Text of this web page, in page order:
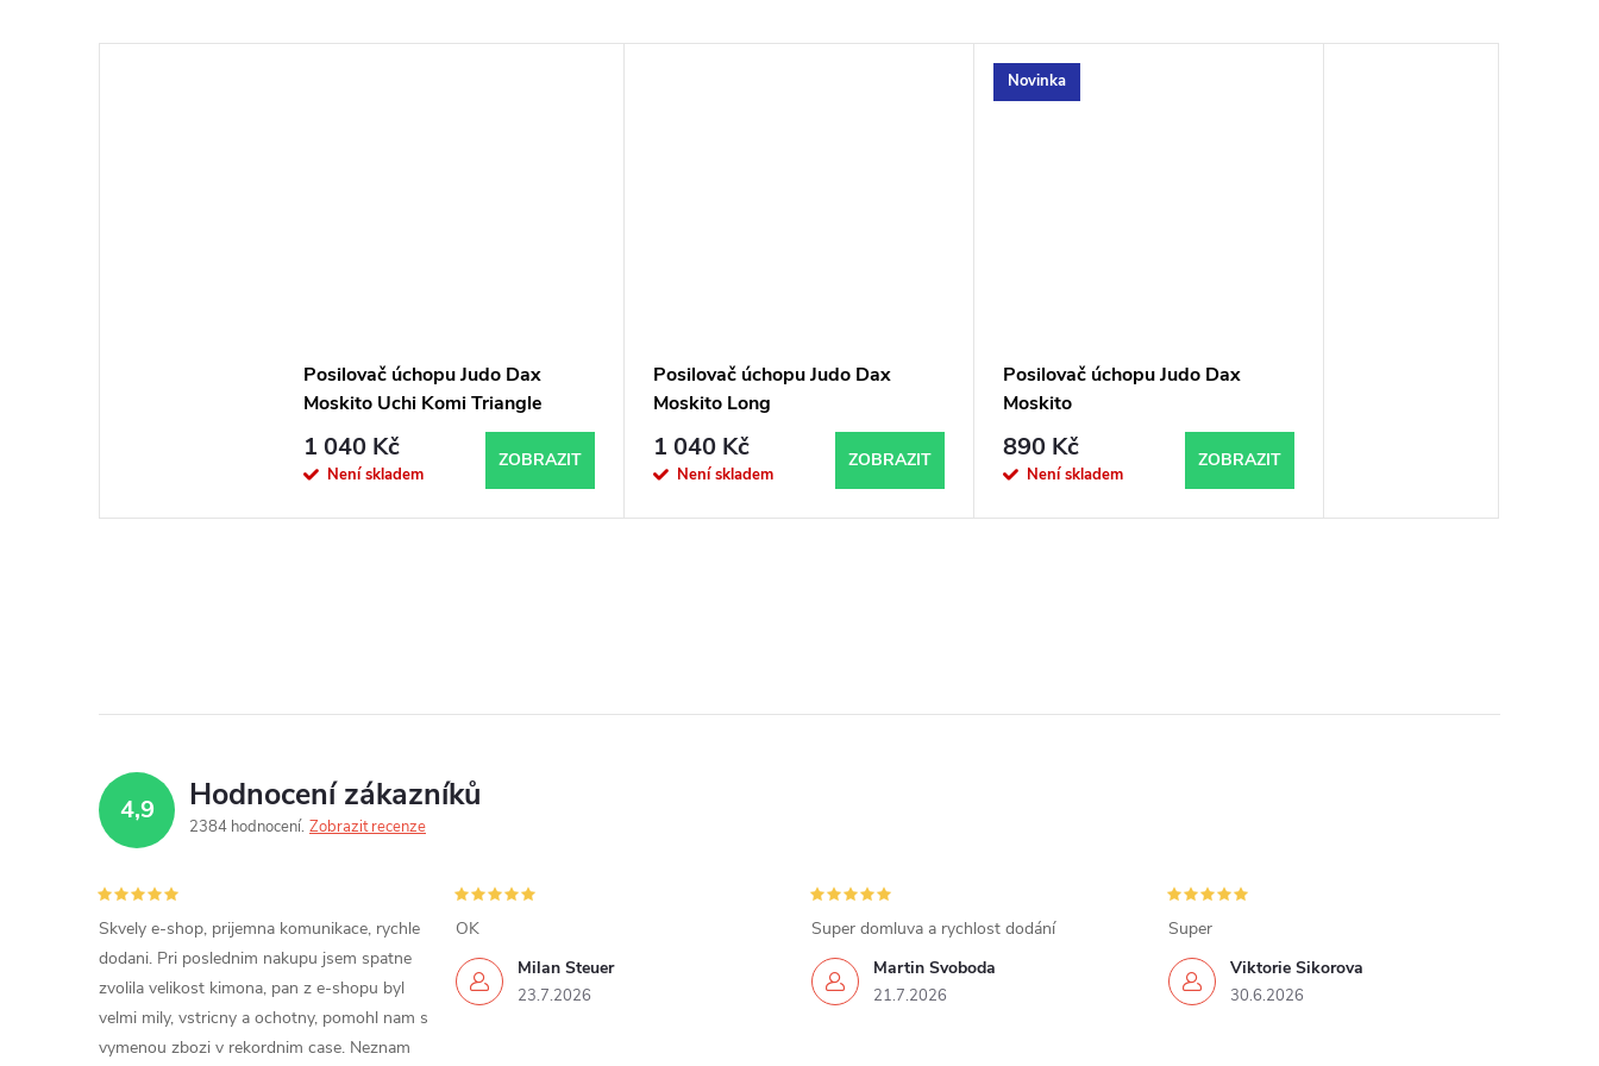
Posilovač úchopu Judo Dax
Moskito Uchi Komi Triangle
1 040 Kč
Není skladem
ZOBRAZIT
Posilovač úchopu Judo Dax
Moskito Long
1 040 Kč
Není skladem
ZOBRAZIT
Novinka
Posilovač úchopu Judo Dax
Moskito
890 Kč
Není skladem
ZOBRAZIT
4,9 Hodnocení zákazníků
2384 hodnocení Zobrazit recenze
Skvely e-shop, prijemna komunikace, rychle
dodani. Pri poslednim nakupu jsem spatne
zvolila velikost kimona, pan z e-shopu byl
velmi mily, vstricny a ochotny, pomohl nam s
vymenou zbozi v rekordnim case. Neznam
Milan Steuer
23.7.2026
OK
Martin Svoboda
21.7.2026
Super domluva a rychlost dodání
Viktorie Sikorova
30.6.2026
Super